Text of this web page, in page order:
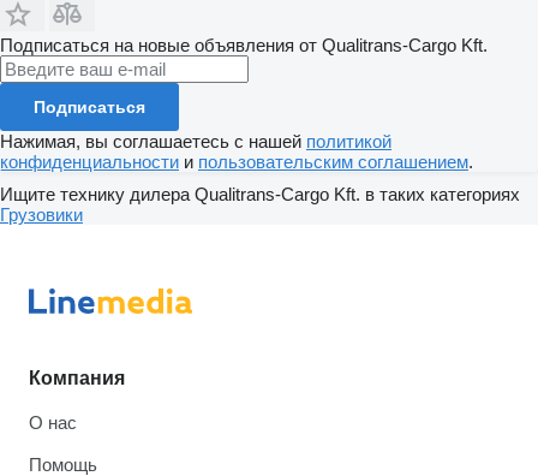
Подписаться на новые объявления от Qualitrans-Cargo Kft.
Подписаться
Нажимая, вы соглашаетесь с нашей политикой
конфиденциальности и пользовательским соглашением.
Ищите технику дилера Qualitrans-Cargo Kft. в таких категориях
Грузовики
Компания
О нас
Помощь